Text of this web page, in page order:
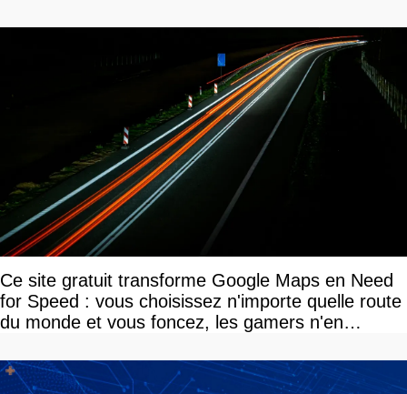
Ce site gratuit transforme Google Maps en Need
for Speed : vous choisissez n'importe quelle route
du monde et vous foncez, les gamers n'en